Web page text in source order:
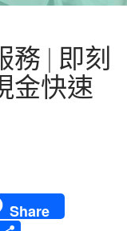
| 即刻
金快速
Share